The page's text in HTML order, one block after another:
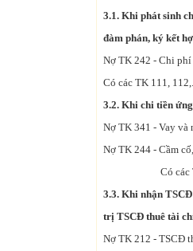
3.1. Khi phát sinh
đàm phán, ký kết
Nợ TK 242 - Chi phí
Có các TK 111, 112,...
3.2. Khi chi tiền
Nợ TK 341 - Vay và
Nợ TK 244 - Cầm
Có các TK
3.3. Khi nhận
trị TSCĐ thuê tài
Nợ TK 212 - TSCĐ